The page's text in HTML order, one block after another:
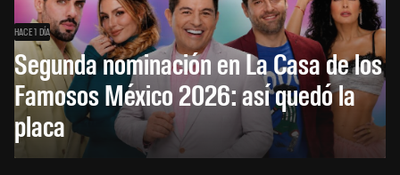
HACE 1 DÍA
Segunda nominación en La Casa de los
Famosos México 2026: así quedó la
placa